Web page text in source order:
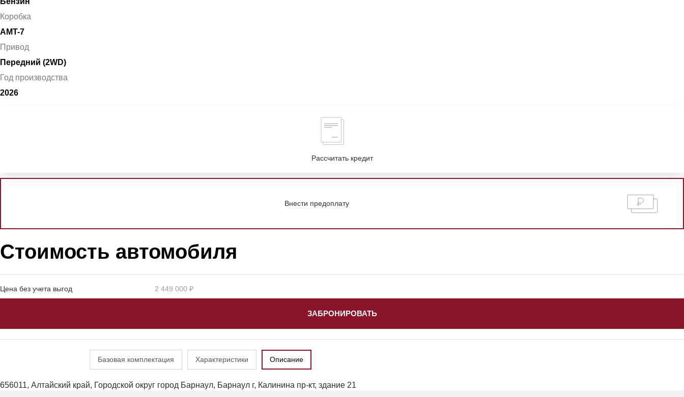
Коробка
AMT-7
Привод
Передний (2WD)
Год производства
2026
Рассчитать кредит
Внести предоплату
Стоимость автомобиля
Цена без учета выгод 2 449 000 ₽
ЗАБРОНИРОВАТЬ
Базовая комплектация Характеристики Описание
656011, Алтайский край, Городской округ город Барнаул, Барнаул г, Калинина пр-кт, здание 21